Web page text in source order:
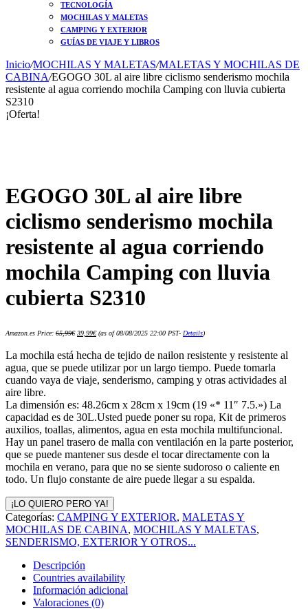
TECNOLOGÍA
MOCHILAS Y MALETAS
CAMPING Y EXTERIOR
GUÍAS DE VIAJE Y LIBROS
Inicio/MOCHILAS Y MALETAS/MALETAS Y MOCHILAS DE
CABINA/EGOGO 30L al aire libre ciclismo senderismo mochila
resistente al agua corriendo mochila Camping con lluvia cubierta
S2310
¡Oferta!
EGOGO 30L al aire libre
ciclismo senderismo mochila
resistente al agua corriendo
mochila Camping con lluvia
cubierta S2310
Amazon.es Price: 65,99€ precio
era:
65,99€.
39,99€precio
39,99€.
(as of 08/08/2025 22:00 PST- Details)
La mochila está hecha de tejido de nailon resistente y resistente al
agua, que se puede utilizar por un largo tiempo. Puede tomarla
cuando vaya de viaje, senderismo, camping y otras actividades al
aire libre.
La dimensión es: 48.26cm x 28cm x 19cm (19 «* 11″ 7.5.») La
capacidad es de 30L.Usted puede poner su ropa, Kit de primeros
auxilios, toallas, alimentos, agua en esta mochila multifuncional.
Hay un panel trasero de malla con ventilación en la parte posterior,
que se puede mantener sus desde el tocar directamente con la
mochila en verano, para que no se siente sudoroso o caliente en
todo. Un flujo constante de aire puede llegar a su espalda.
¡LO QUIERO PERO YA!
Categorías: CAMPING Y EXTERIOR, MALETAS Y
MOCHILAS DE CABINA, MOCHILAS Y MALETAS,
SENDERISMO, EXTERIOR Y OTROS...
Descripción
Countries availability
Información adicional
Valoraciones (0)